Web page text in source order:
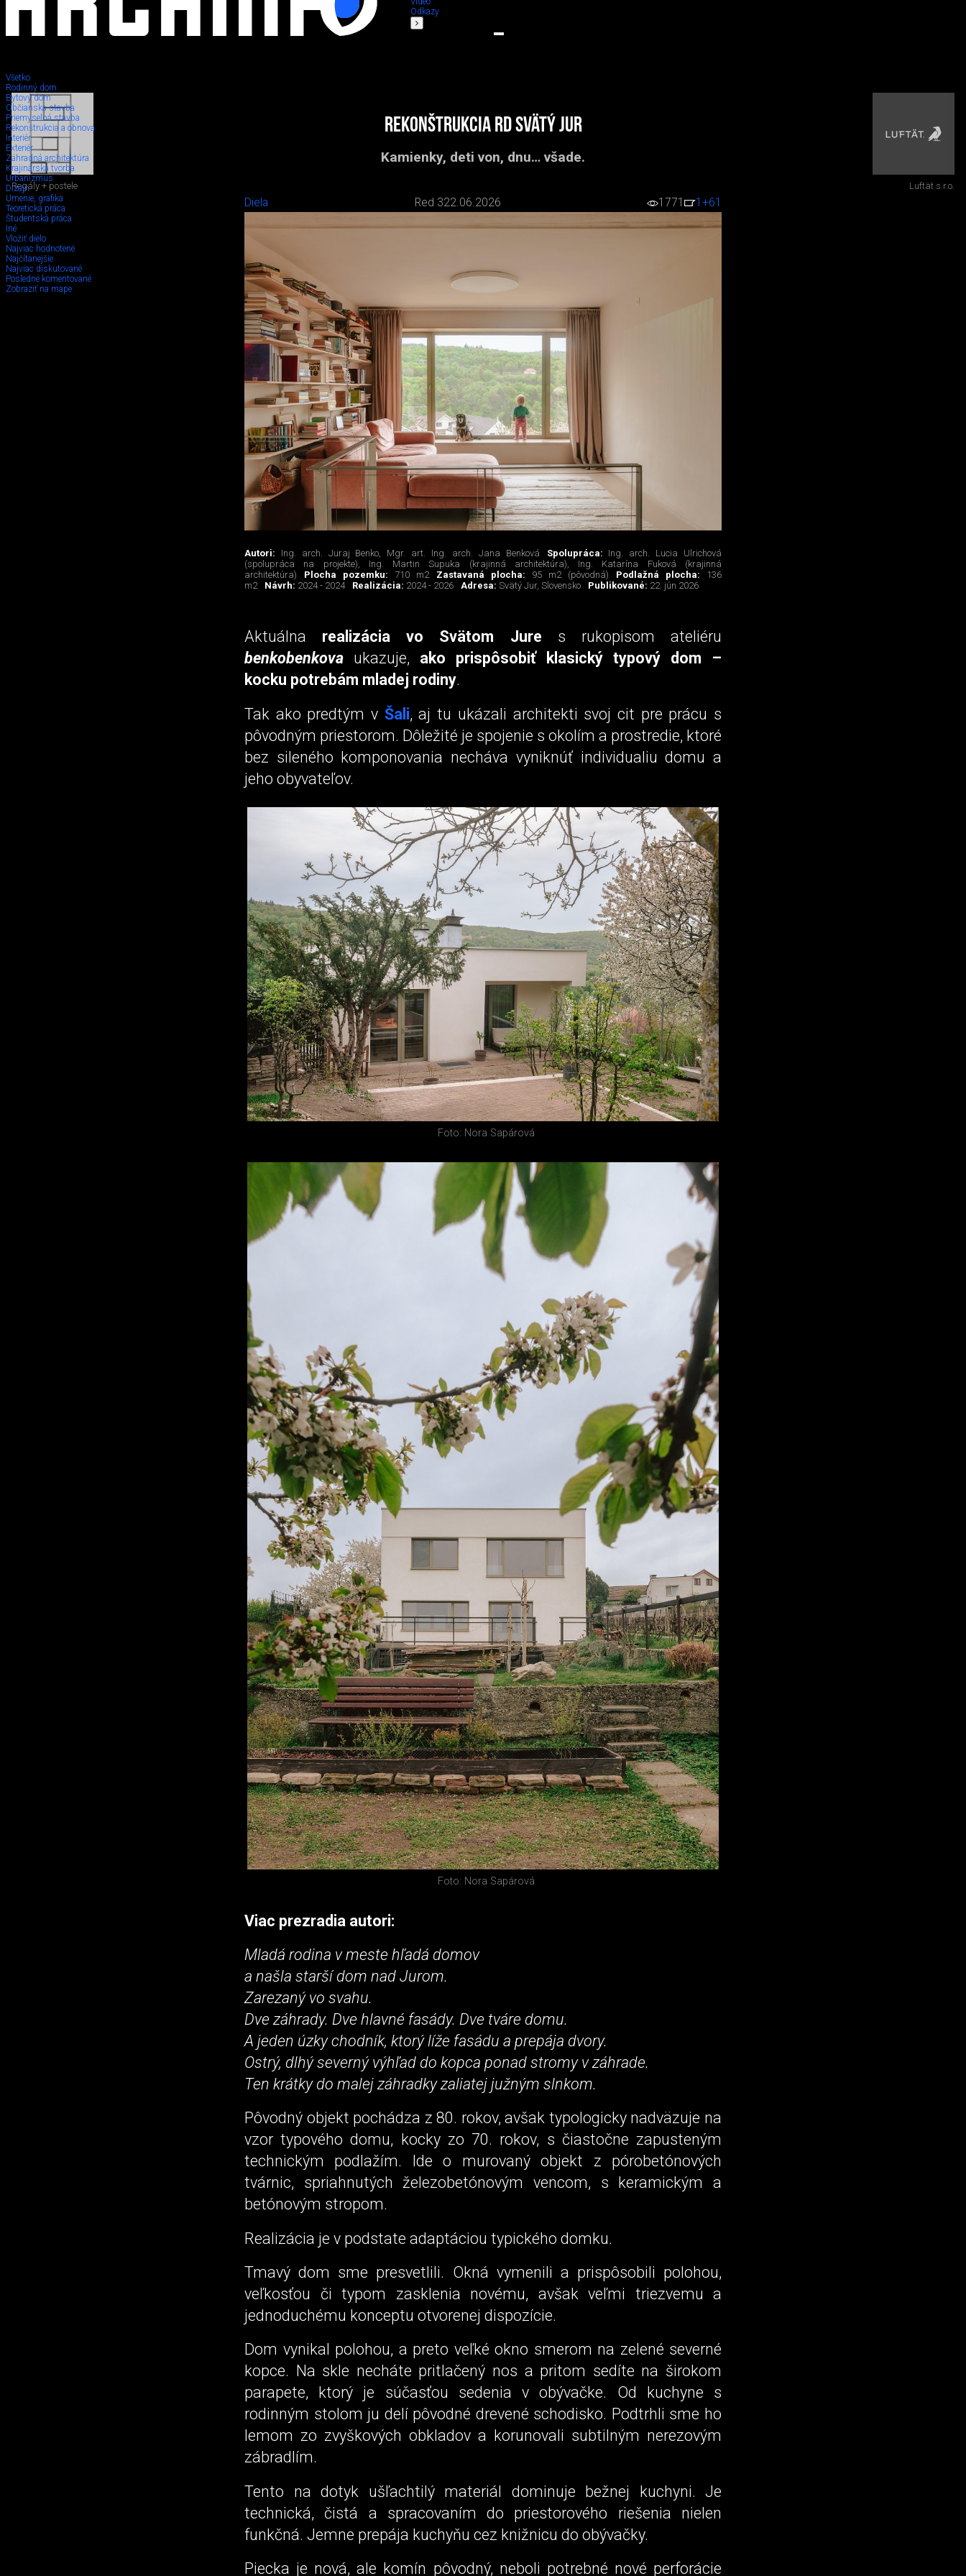
Odkazy
Všetko
Rodinný dom
Bytový dom
Občianska stavba
Priemyselná stavba
Rekonštrukcia a obnova
Interiér
Exteriér
Záhradná architektúra
Krajinárska tvorba
Urbanizmus
Dizajn
Umenie, grafika
Teoretická práca
Študentská práca
Iné
Vložiť dielo
Najviac hodnotené
Najčítanejšie
Najviac diskutované
Posledné komentované
Zobraziť na mape
Rekonštrukcia RD Svätý Jur
Kamienky, deti von, dnu… všade.
Diela Red 322.06.2026 1771 1 +61
Autori: Ing. arch. Juraj Benko, Mgr. art. Ing. arch. Jana Benková Spolupráca: Ing. arch. Lucia Ulrichová
(spolupráca na projekte), Ing. Martin Supuka (krajinná architektúra), Ing. Katarína Fuková (krajinná
architektúra)
Plocha pozemku: 710 m2 Zastavaná plocha: 95 m2 (pôvodná) Podlažná plocha: 136
m2
Návrh: 2024 - 2024 Realizácia: 2024 - 2026 Adresa: Svätý Jur, Slovensko Publikované: 22. jún 2026
Aktuálna realizácia vo Svätom Jure s rukopisom ateliéru
benkobenkova ukazuje, ako prispôsobiť klasický typový dom –
kocku potrebám mladej rodiny.
Tak ako predtým v Šali, aj tu ukázali architekti svoj cit pre prácu s
pôvodným priestorom. Dôležité je spojenie s okolím a prostredie, ktoré
bez sileného komponovania necháva vyniknúť individualiu domu a
jeho obyvateľov.
Regály + postele Luftät s.r.o.
Foto: Nora Sapárová
Foto: Nora Sapárová
Viac prezradia autori:
Mladá rodina v meste hľadá domov
a našla starší dom nad Jurom.
Zarezaný vo svahu.
Dve záhrady. Dve hlavné fasády. Dve tváre domu.
A jeden úzky chodník, ktorý líže fasádu a prepája dvory.
Ostrý, dlhý severný výhľad do kopca ponad stromy v záhrade.
Ten krátky do malej záhradky zaliatej južným slnkom.
Pôvodný objekt pochádza z 80. rokov, avšak typologicky nadväzuje na
vzor typového domu, kocky zo 70. rokov, s čiastočne zapusteným
technickým podlažím. Ide o murovaný objekt z pórobetónových
tvárnic, spriahnutých železobetónovým vencom, s keramickým a
betónovým stropom.
Realizácia je v podstate adaptáciou typického domku.
Tmavý dom sme presvetlili. Okná vymenili a prispôsobili polohou,
veľkosťou či typom zasklenia novému, avšak veľmi triezvemu a
jednoduchému konceptu otvorenej dispozície.
Dom vynikal polohou, a preto veľké okno smerom na zelené severné
kopce. Na skle necháte pritlačený nos a pritom sedíte na širokom
parapete, ktorý je súčasťou sedenia v obývačke. Od kuchyne s
rodinným stolom ju delí pôvodné drevené schodisko. Podtrhli sme ho
lemom zo zvyškových obkladov a korunovali subtilným nerezovým
zábradlím.
Tento na dotyk ušľachtilý materiál dominuje bežnej kuchyni. Je
technická, čistá a spracovaním do priestorového riešenia nielen
funkčná. Jemne prepája kuchyňu cez knižnicu do obývačky.
Piecka je nová, ale komín pôvodný, neboli potrebné nové perforácie